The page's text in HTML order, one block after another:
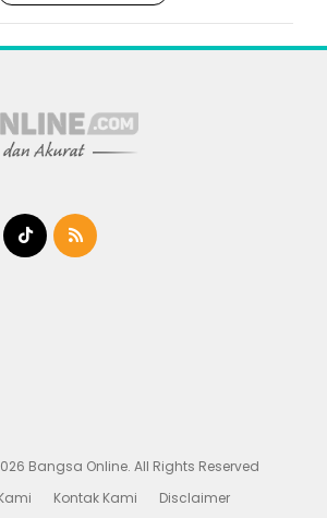
Bangsa Online. All Rights Reserved
Kontak Kami Disclaimer